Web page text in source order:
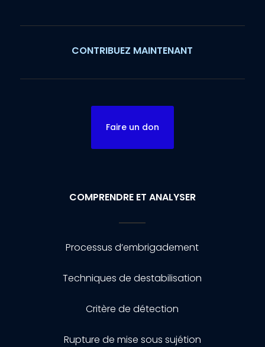
CONTRIBUEZ MAINTENANT
Faire un don
COMPRENDRE ET ANALYSER
Processus d’embrigadement
Techniques de destabilisation
Critère de détection
Rupture de mise sous sujétion